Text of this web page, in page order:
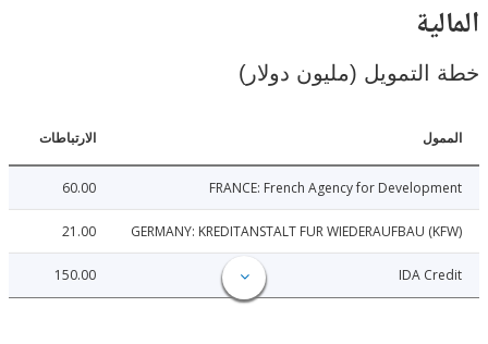
(مليون دولار)
الارتباطات
FRANCE: French Agency for
GERMANY: KREDITANSTALT FUR WIEDERAUFBAU
21.00
IDA